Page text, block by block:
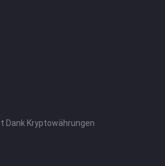
Dank Kryptowährungen